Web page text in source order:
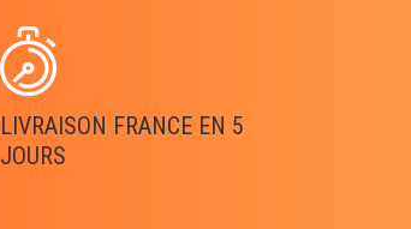
LIVRAISON FRANCE EN 5
JOURS